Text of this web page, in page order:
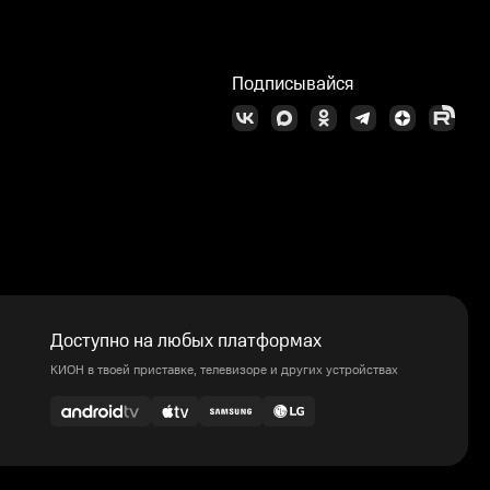
Подписывайся
Доступно на любых платформах
КИОН в твоей приставке, телевизоре и других устройствах